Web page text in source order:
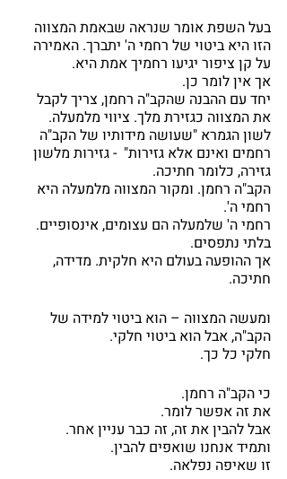
בעל השפת אומר שנראה שבאמת המצווה
הזו היא ביטוי של רחמי ה' יתברך. האמירה
על קן ציפור יגיעו רחמיך אמת היא.
אך אין לומר כן.
יחד עם ההבנה שהקב"ה רחמן, צריך לקבל
את המצווה כגזירת מלך. ציווי מלמעלה.
לשון הגמרא "שעושה מידותיו של הקב"ה
רחמים ואינם אלא גזירות"  - גזירות מלשון
גזירה, כלומר חתיכה.
הקב"ה רחמן. ומקור המצווה מלמעלה היא
רחמי ה'.
רחמי ה' שלמעלה הם עצומים, אינסופיים.
בלתי נתפסים.
אך ההופעה בעולם היא חלקית. מדידה,
חתיכה.
ומעשה המצווה – הוא ביטוי למידה של
הקב"ה, אבל הוא ביטוי חלקי.
חלקי כל כך.
כי הקב"ה רחמן.
את זה אפשר לומר.
אבל להבין את זה, זה כבר עניין אחר.
ותמיד אנחנו שואפים להבין.
זו שאיפה נפלאה.